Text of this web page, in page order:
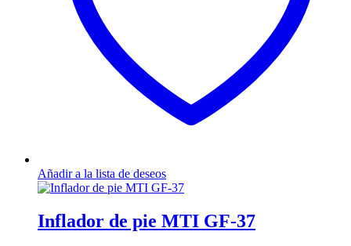
Añadir a la lista de deseos
Inflador de pie MTI GF-37